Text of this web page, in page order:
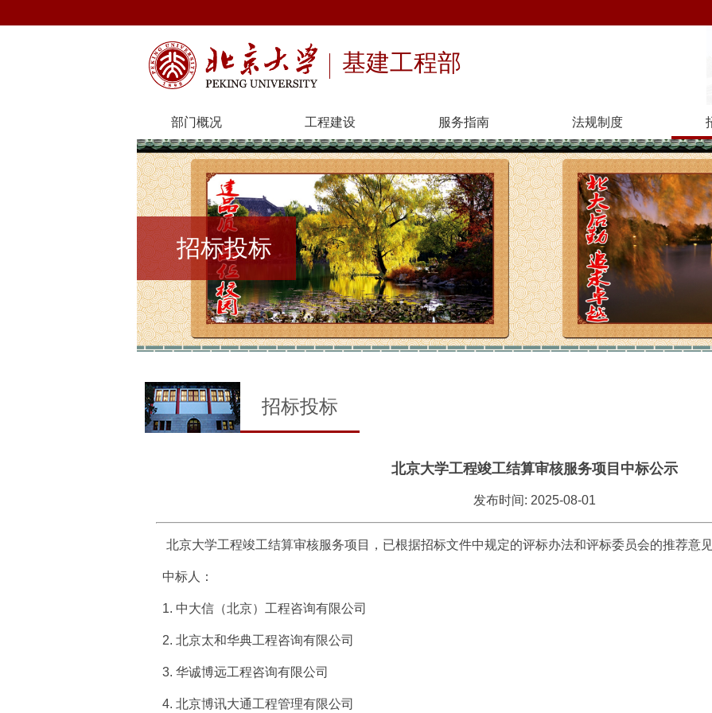
基建工程部
部门概况 工程建设 服务指南 法规制度
招标投标
招标投标
北京大学工程竣工结算审核服务项目中标公示
发布时间: 2025-08-01
北京大学工程竣工结算审核服务项目，已根据招标文件中规定的评标办法和评标委员会的推荐意
中标人：
1. 中大信（北京）工程咨询有限公司
2. 北京太和华典工程咨询有限公司
3. 华诚博远工程咨询有限公司
4. 北京博讯大通工程管理有限公司